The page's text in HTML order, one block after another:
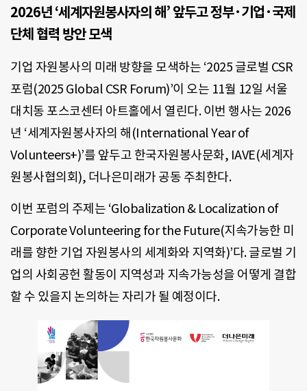
2026년 ‘세계자원봉사자의 해’ 앞두고 정부·기업·국제
단체 협력 방안 모색
기업 자원봉사의 미래 방향을 모색하는 ‘2025 글로벌 CSR
포럼(2025 Global CSR Forum)’이 오는 11월 12일 서울
대치동 포스코센터 아트홀에서 열린다. 이번 행사는 2026
년 ‘세계자원봉사자의 해(International Year of
Volunteers+)’를 앞두고 한국자원봉사문화, IAVE(세계자
원봉사협의회), 더나은미래가 공동 주최한다.
이번 포럼의 주제는 ‘Globalization & Localization of
Corporate Volunteering for the Future(지속가능한 미
래를 향한 기업 자원봉사의 세계화와 지역화)’다. 글로벌 기
업의 사회공헌 활동이 지역성과 지속가능성을 어떻게 결합
할 수 있을지 논의하는 자리가 될 예정이다.